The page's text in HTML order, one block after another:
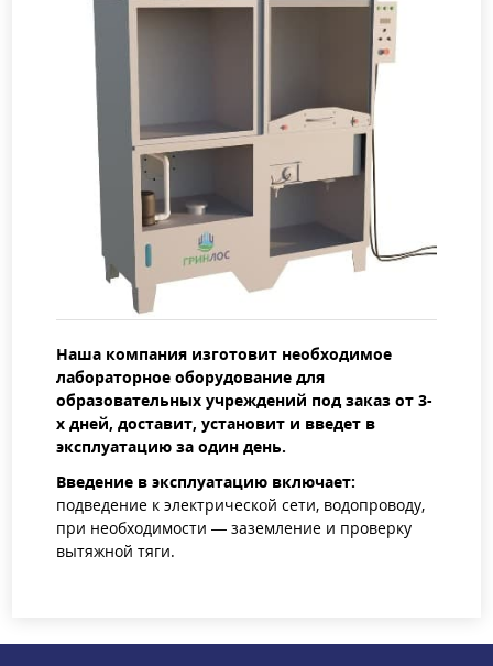
Наша компания изготовит необходимое
лабораторное оборудование для
образовательных учреждений под заказ от 3-
х дней, доставит, установит и введет в
эксплуатацию за один день.
Введение в эксплуатацию включает:
подведение к электрической сети, водопроводу,
при необходимости — заземление и проверку
вытяжной тяги.